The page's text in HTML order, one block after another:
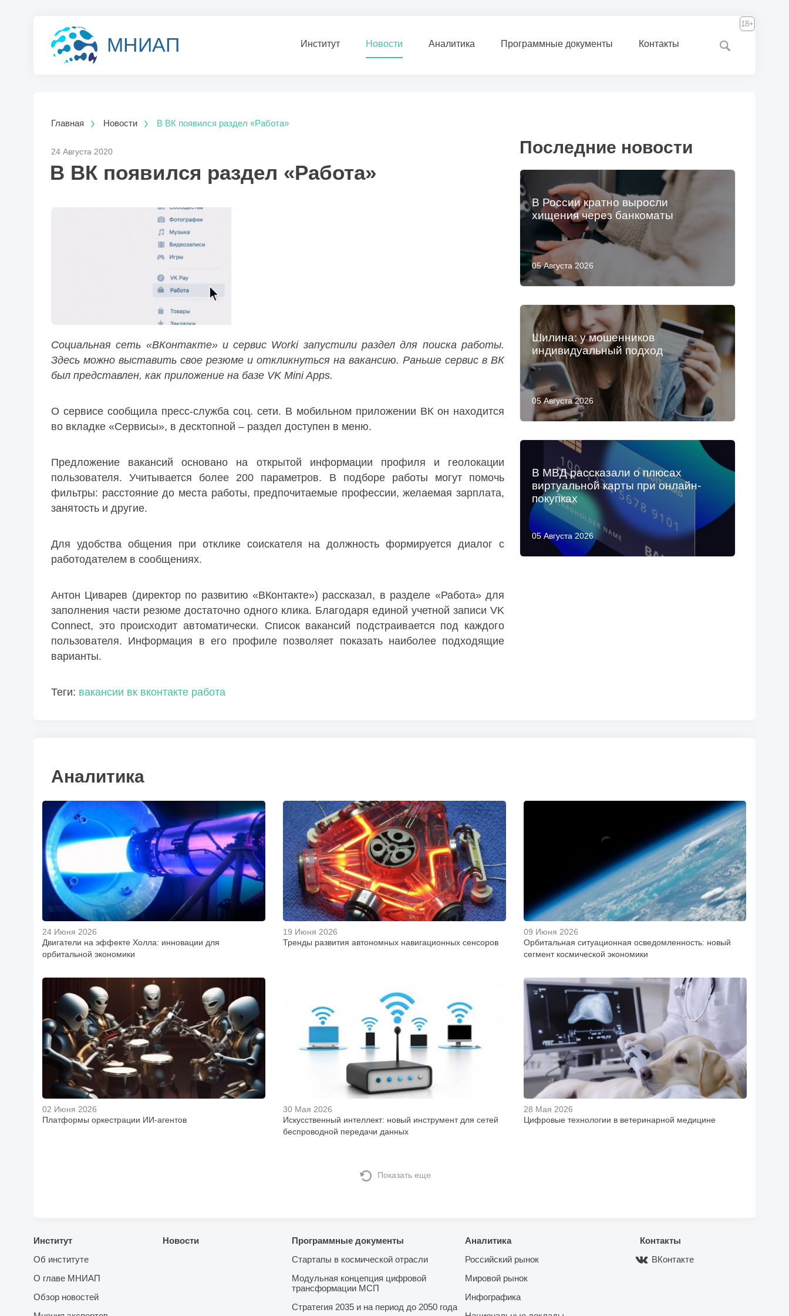
МНИАП Институт Новости Аналитика Программные документы Контакты
18+
Главная Новости В ВК появился раздел «Работа»
24 Августа 2020
В ВК появился раздел «Работа»
Социальная сеть «ВКонтакте» и сервис Worki запустили раздел для поиска работы.
Здесь можно выставить свое резюме и откликнуться на вакансию. Раньше сервис в ВК
был представлен, как приложение на базе VK Mini Apps.
О сервисе сообщила пресс-служба соц. сети. В мобильном приложении ВК он находится
во вкладке «Сервисы», в десктопной – раздел доступен в меню.
Предложение вакансий основано на открытой информации профиля и геолокации
пользователя. Учитывается более 200 параметров. В подборе работы могут помочь
фильтры: расстояние до места работы, предпочитаемые профессии, желаемая зарплата,
занятость и другие.
Для удобства общения при отклике соискателя на должность формируется диалог с
работодателем в сообщениях.
Антон Циварев (директор по развитию «ВКонтакте») рассказал, в разделе «Работа» для
заполнения части резюме достаточно одного клика. Благодаря единой учетной записи VK
Connect, это происходит автоматически. Список вакансий подстраивается под каждого
пользователя. Информация в его профиле позволяет показать наиболее подходящие
варианты.
Теги: вакансии вк вконтакте работа
Последние новости
05 Августа 2026
В России кратно выросли
хищения через банкоматы
05 Августа 2026
Шилина: у мошенников
индивидуальный подход
05 Августа 2026
В МВД рассказали о плюсах
виртуальной карты при онлайн-
покупках
Аналитика
24 Июня 2026
Двигатели на эффекте Холла: инновации для
орбитальной экономики
19 Июня 2026
Тренды развития автономных навигационных сенсоров
09 Июня 2026
Орбитальная ситуационная осведомленность: новый
сегмент космической экономики
02 Июня 2026
Платформы оркестрации ИИ-агентов
30 Мая 2026
Искусственный интеллект: новый инструмент для сетей
беспроводной передачи данных
28 Мая 2026
Цифровые технологии в ветеринарной медицине
Показать еще
Институт
Об институте
О главе МНИАП
Обзор новостей
Новости
Программные документы
Стартапы в космической отрасли
Модульная концепция цифровой
трансформации МСП
Стратегия 2035 и на период до 2050 года
Аналитика
Российский рынок
Мировой рынок
Инфографика
Контакты
ВКонтакте